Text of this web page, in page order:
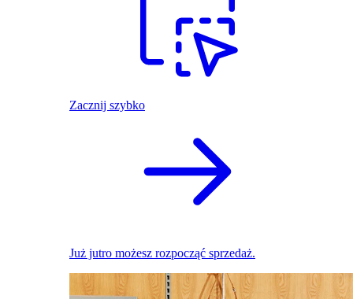
Zacznij szybko
Już jutro możesz rozpocząć sprzedaż.